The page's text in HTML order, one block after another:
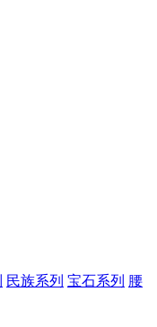
民族系列 宝石系列 腰